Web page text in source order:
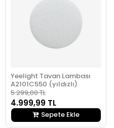
Yeelight Tavan Lambası
A2101C550 (yıldızlı)
5.299,00 TL
4.999,99 TL
Sepete Ekle